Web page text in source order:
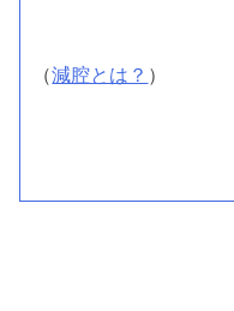
（減腔とは？ ）